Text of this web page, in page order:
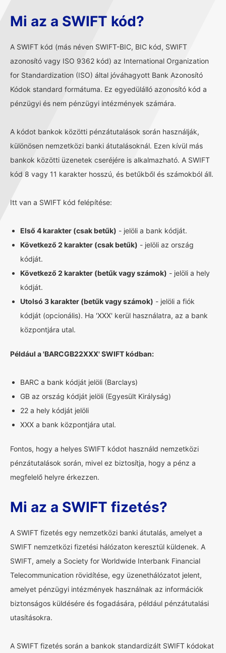
Mi az a SWIFT kód?
A SWIFT kód (más néven SWIFT-BIC, BIC kód, SWIFT
azonosító vagy ISO 9362 kód) az International Organization
for Standardization (ISO) által jóváhagyott Bank Azonosító
Kódok standard formátuma. Ez egyedülálló azonosító kód a
pénzügyi és nem pénzügyi intézmények számára.
A kódot bankok közötti pénzátutalások során használják,
különösen nemzetközi banki átutalásoknál. Ezen kívül más
bankok közötti üzenetek cseréjére is alkalmazható. A SWIFT
kód 8 vagy 11 karakter hosszú, és betűkből és számokból áll.
Itt van a SWIFT kód felépítése:
Első 4 karakter (csak betűk) - jelöli a bank kódját.
Következő 2 karakter (csak betűk) - jelöli az ország
kódját.
Következő 2 karakter (betűk vagy számok) - jelöli a hely
kódját.
Utolsó 3 karakter (betűk vagy számok) - jelöli a fiók
kódját (opcionális). Ha 'XXX' kerül használatra, az a bank
központjára utal.
Például a 'BARCGB22XXX' SWIFT kódban:
BARC a bank kódját jelöli (Barclays)
GB az ország kódját jelöli (Egyesült Királyság)
22 a hely kódját jelöli
XXX a bank központjára utal.
Fontos, hogy a helyes SWIFT kódot használd nemzetközi
pénzátutalások során, mivel ez biztosítja, hogy a pénz a
megfelelő helyre érkezzen.
Mi az a SWIFT fizetés?
A SWIFT fizetés egy nemzetközi banki átutalás, amelyet a
SWIFT nemzetközi fizetési hálózaton keresztül küldenek. A
SWIFT, amely a Society for Worldwide Interbank Financial
Telecommunication rövidítése, egy üzenethálózatot jelent,
amelyet pénzügyi intézmények használnak az információk
biztonságos küldésére és fogadására, például pénzátutalási
utasításokra.
A SWIFT fizetés során a bankok standardizált SWIFT kódokat